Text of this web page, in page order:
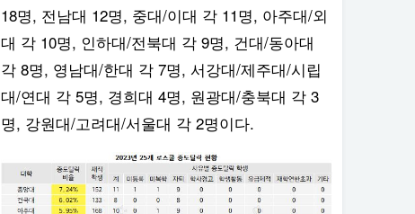
18명, 전남대 12명, 중대/이대 각 11명, 아주대/외
대 각 10명, 인하대/전북대 각 9명, 건대/동아대
각 8명, 영남대/한대 각 7명, 서강대/제주대/시립
대/연대 각 5명, 경희대 4명, 원광대/충북대 각 3
명, 강원대/고려대/서울대 각 2명이다.